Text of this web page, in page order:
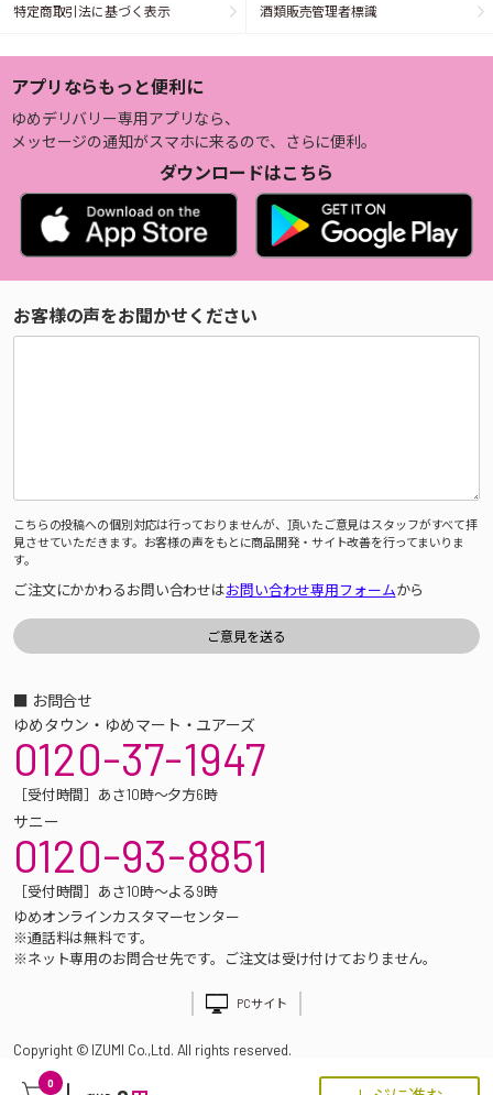
0
特定商取引法に基づく表示 酒類販売管理者標識
アプリならもっと便利に
ゆめデリバリー専用アプリなら、
メッセージの通知がスマホに来るので、さらに便利。
ダウンロードはこちら
お客様の声をお聞かせください
こちらの投稿への個別対応は行っておりませんが、頂いたご意見はスタッフがすべて拝
見させていただきます。お客様の声をもとに商品開発・サイト改善を行ってまいりま
す。
ご注文にかかわるお問い合わせはお問い合わせ専用フォームから
■ お問合せ
ゆめタウン・ゆめマート・ユアーズ
0120-37-1947
［受付時間］あさ10時～夕方6時
サニー
0120-93-8851
［受付時間］あさ10時～よる9時
ゆめオンラインカスタマーセンター
※通話料は無料です。
※ネット専用のお問合せ先です。ご注文は受け付けておりません。
PCサイト
Copyright © IZUMI Co.,Ltd. All rights reserved.